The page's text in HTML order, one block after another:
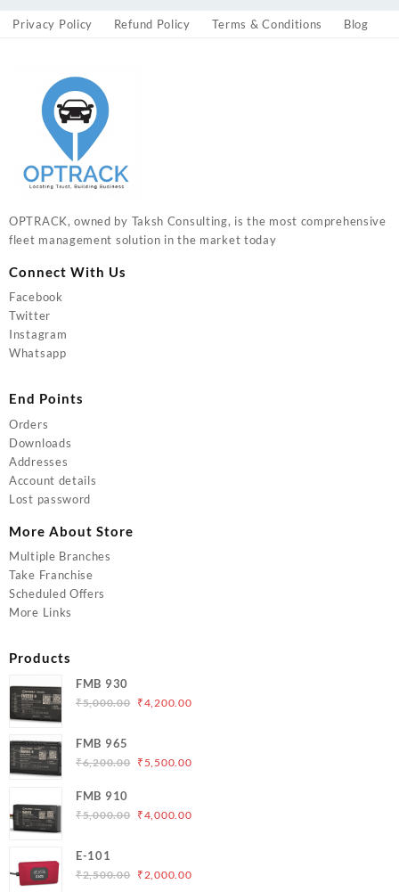
Privacy Policy Refund Policy Terms & Conditions Blog
OPTRACK, owned by Taksh Consulting, is the most comprehensive
fleet management solution in the market today
Connect With Us
Facebook
Twitter
Instagram
Whatsapp
End Points
Orders
Downloads
Addresses
Account details
Lost password
More About Store
Multiple Branches
Take Franchise
Scheduled Offers
More Links
Products
FMB 930
₹5,000.00 Original
₹5,000.00.
₹4,200.00Current
FMB 965
₹6,200.00 Original
₹6,200.00.
₹ 5,500.00Current
₹5,500.00.
FMB 910
₹5,000.00 Original
₹5,000.00.
₹4,000.00Current
E-101
₹2,500.00 Original
₹2,000.00Current